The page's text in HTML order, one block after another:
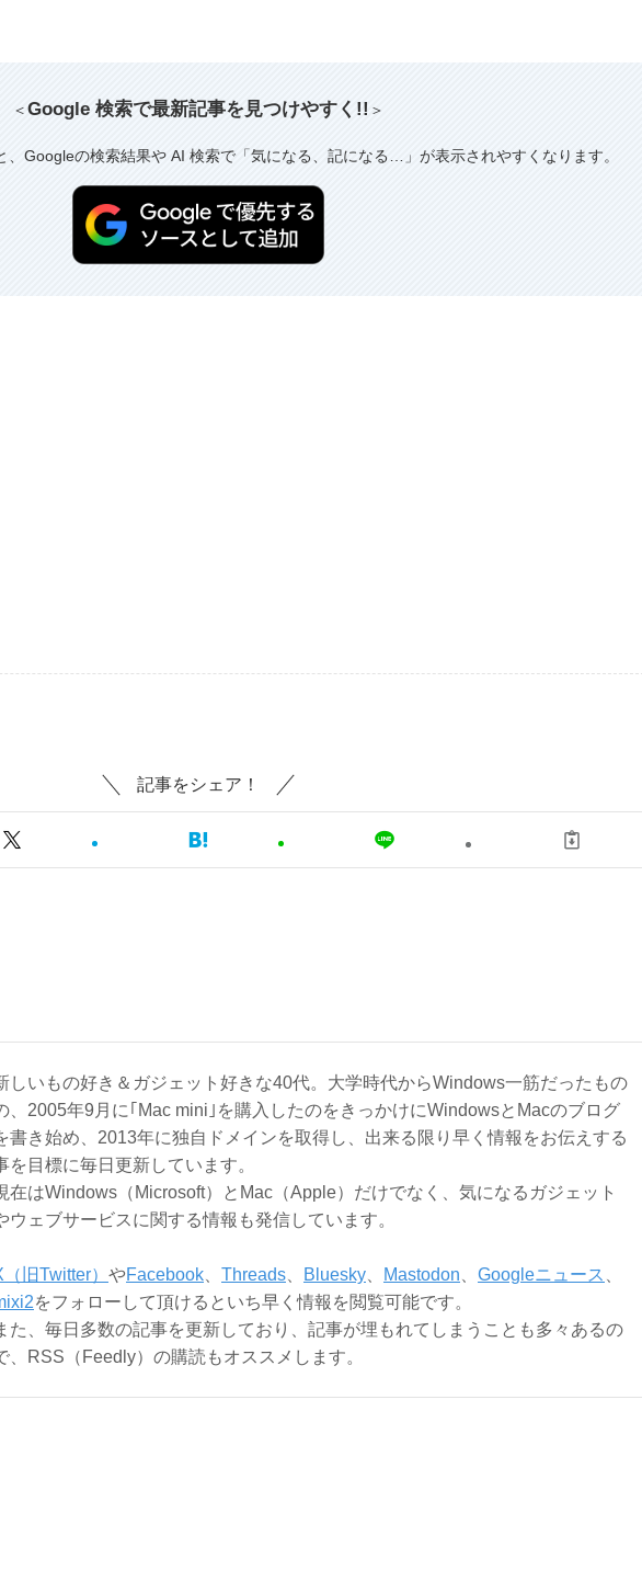
＜Google 検索で最新記事を見つけやすく!! ＞
、Googleの検索結果や AI 検索で「気になる、記になる…」が表示されやすくなります。
記事をシェア！
しいもの好き＆ガジェット好きな40代。大学時代からWindows一筋だったもの
、2005年9月に｢Mac mini｣を購入したのをきっかけにWindowsとMacのブログ
書き始め、2013年に独自ドメインを取得し、出来る限り早く情報をお伝えする
を目標に毎日更新しています。
在はWindows（Microsoft）とMac（Apple）だけでなく、気になるガジェット
ウェブサービスに関する情報も発信しています。
（旧Twitter） やFacebook Threads Bluesky Mastodon Googleニュース
をフォローして頂けるといち早く情報を閲覧可能です。
た、毎日多数の記事を更新しており、記事が埋もれてしまうことも多々あるの
、RSS（Feedly）の購読もオススメします。